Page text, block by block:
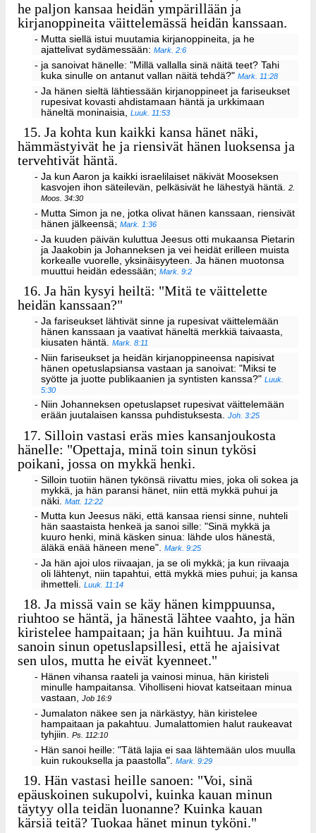
he paljon kansaa heidän ympärillään ja
kirjanoppineita väittelemässä heidän kanssaan.
- Mutta siellä istui muutamia kirjanoppineita, ja he
ajattelivat sydämessään:Mark. 2:6
- ja sanoivat hänelle: "Millä vallalla sinä näitä teet? Tahi
kuka sinulle on antanut vallan näitä tehdä?"Mark. 11:28
- Ja hänen sieltä lähtiessään kirjanoppineet ja fariseukset
rupesivat kovasti ahdistamaan häntä ja urkkimaan
häneltä moninaisia,Luuk. 11:53
15. Ja kohta kun kaikki kansa hänet näki,
hämmästyivät he ja riensivät hänen luoksensa ja
tervehtivät häntä.
- Ja kun Aaron ja kaikki israelilaiset näkivät Mooseksen
kasvojen ihon säteilevän, pelkäsivät he lähestyä häntä.2.
Moos. 34:30
- Mutta Simon ja ne, jotka olivat hänen kanssaan, riensivät
hänen jälkeensä;Mark. 1:36
- Ja kuuden päivän kuluttua Jeesus otti mukaansa Pietarin
ja Jaakobin ja Johanneksen ja vei heidät erilleen muista
korkealle vuorelle, yksinäisyyteen. Ja hänen muotonsa
muuttui heidän edessään;Mark. 9:2
16. Ja hän kysyi heiltä: "Mitä te väittelette
heidän kanssaan?"
- Ja fariseukset lähtivät sinne ja rupesivat väittelemään
hänen kanssaan ja vaativat häneltä merkkiä taivaasta,
kiusaten häntä.Mark. 8:11
- Niin fariseukset ja heidän kirjanoppineensa napisivat
hänen opetuslapsiansa vastaan ja sanoivat: "Miksi te
syötte ja juotte publikaanien ja syntisten kanssa?"Luuk.
5:30
- Niin Johanneksen opetuslapset rupesivat väittelemään
erään juutalaisen kanssa puhdistuksesta.Joh. 3:25
17. Silloin vastasi eräs mies kansanjoukosta
hänelle: "Opettaja, minä toin sinun tykösi
poikani, jossa on mykkä henki.
- Silloin tuotiin hänen tykönsä riivattu mies, joka oli sokea ja
mykkä, ja hän paransi hänet, niin että mykkä puhui ja
näki.Matt. 12:22
- Mutta kun Jeesus näki, että kansaa riensi sinne, nuhteli
hän saastaista henkeä ja sanoi sille: "Sinä mykkä ja
kuuro henki, minä käsken sinua: lähde ulos hänestä,
äläkä enää häneen mene".Mark. 9:25
- Ja hän ajoi ulos riivaajan, ja se oli mykkä; ja kun riivaaja
oli lähtenyt, niin tapahtui, että mykkä mies puhui; ja kansa
ihmetteli.Luuk. 11:14
18. Ja missä vain se käy hänen kimppuunsa,
riuhtoo se häntä, ja hänestä lähtee vaahto, ja hän
kiristelee hampaitaan; ja hän kuihtuu. Ja minä
sanoin sinun opetuslapsillesi, että he ajaisivat
sen ulos, mutta he eivät kyenneet."
- Hänen vihansa raateli ja vainosi minua, hän kiristeli
minulle hampaitansa. Viholliseni hiovat katseitaan minua
vastaan,Job 16:9
- Jumalaton näkee sen ja närkästyy, hän kiristelee
hampaitaan ja pakahtuu. Jumalattomien halut raukeavat
tyhjiin.Ps. 112:10
- Hän sanoi heille: "Tätä lajia ei saa lähtemään ulos muulla
kuin rukouksella ja paastolla".Mark. 9:29
19. Hän vastasi heille sanoen: "Voi, sinä
epäuskoinen sukupolvi, kuinka kauan minun
täytyy olla teidän luonanne? Kuinka kauan
kärsiä teitä? Tuokaa hänet minun tyköni."